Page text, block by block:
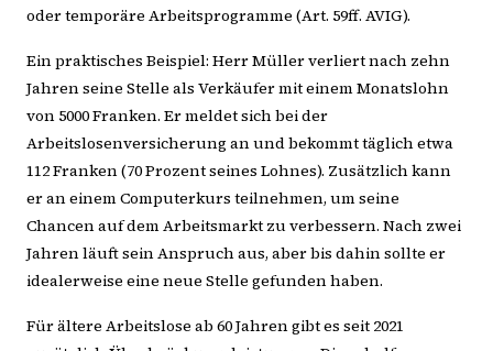
oder temporäre Arbeitsprogramme (Art. 59ff. AVIG).
Ein praktisches Beispiel: Herr Müller verliert nach zehn
Jahren seine Stelle als Verkäufer mit einem Monatslohn
von 5000 Franken. Er meldet sich bei der
Arbeitslosenversicherung an und bekommt täglich etwa
112 Franken (70 Prozent seines Lohnes). Zusätzlich kann
er an einem Computerkurs teilnehmen, um seine
Chancen auf dem Arbeitsmarkt zu verbessern. Nach zwei
Jahren läuft sein Anspruch aus, aber bis dahin sollte er
idealerweise eine neue Stelle gefunden haben.
Für ältere Arbeitslose ab 60 Jahren gibt es seit 2021